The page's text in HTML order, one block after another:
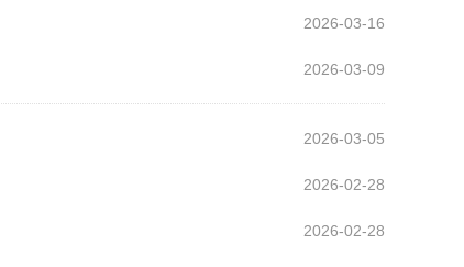
2026-03-16
2026-03-09
2026-03-05
2026-02-28
2026-02-28